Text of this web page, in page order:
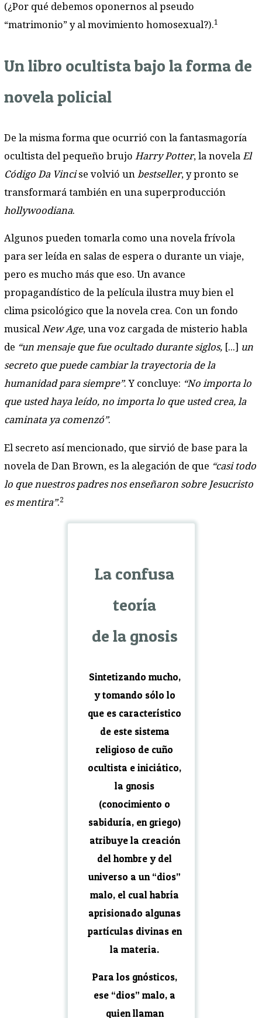
(¿Por qué debemos oponernos al pseudo
“matrimonio” y al movimiento homosexual?).1
Un libro ocultista bajo la forma de
novela policial
De la misma forma que ocurrió con la fantasmagoría
ocultista del pequeño brujo Harry Potter, la novela El
Código Da Vincise volvió un bestseller, y pronto se
transformará también en una superproducción
hollywoodiana.
Algunos pueden tomarla como una novela frívola
para ser leída en salas de espera o durante un viaje,
pero es mucho más que eso. Un avance
propagandístico de la película ilustra muy bien el
clima psicológico que la novela crea. Con un fondo
musicalNew Age, una voz cargada de misterio habla
de “un mensaje que fue ocultado durante siglos, [...] un
secreto que puede cambiar la trayectoria de la
humanidad para siempre”. Y concluye: “No importa lo
que usted haya leído, no importa lo que usted crea, la
caminata ya comenzó”.
El secreto así mencionado, que sirvió de base para la
novela de Dan Brown, es la alegación de que “casi todo
lo que nuestros padres nos enseñaron sobre Jesucristo
es mentira”.2
La confusa
teoría
de la gnosis
Sintetizando mucho,
y tomando sólo lo
que es característico
de este sistema
religioso de cuño
ocultista e iniciático,
la gnosis
(conocimiento o
sabiduría, en griego)
atribuye la creación
del hombre y del
universo a un “dios”
malo, el cual habría
aprisionado algunas
partículas divinas en
la materia.
Para los gnósticos,
ese “dios” malo, a
quien llaman